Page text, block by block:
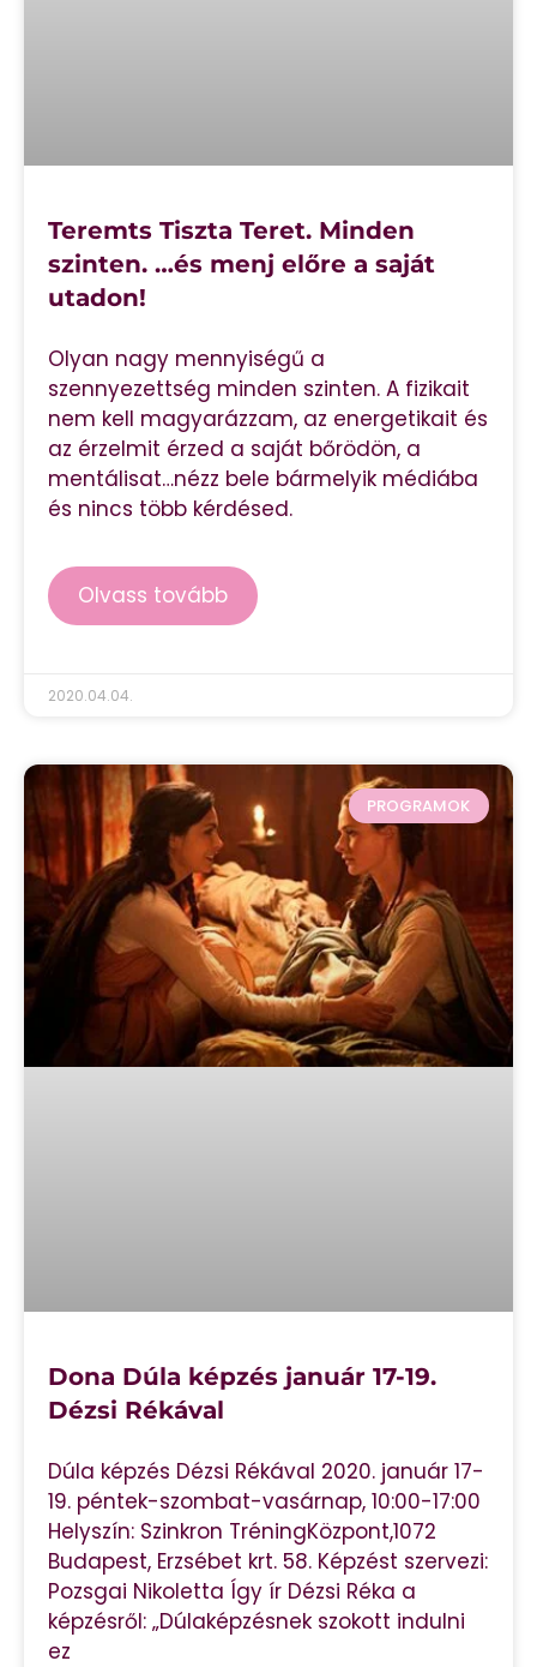
Teremts Tiszta Teret. Minden
szinten. …és menj előre a saját
utadon!
Olyan nagy mennyiségű a
szennyezettség minden szinten. A fizikait
nem kell magyarázzam, az energetikait és
az érzelmit érzed a saját bőrödön, a
mentálisat…nézz bele bármelyik médiába
és nincs több kérdésed.
Olvass tovább
2020.04.04.
PROGRAMOK
Dona Dúla képzés január 17-19.
Dézsi Rékával
Dúla képzés Dézsi Rékával 2020. január 17-
19. péntek-szombat-vasárnap, 10:00-17:00
Helyszín: Szinkron TréningKözpont,1072
Budapest, Erzsébet krt. 58. Képzést szervezi:
Pozsgai Nikoletta Így ír Dézsi Réka a
képzésről: „Dúlaképzésnek szokott indulni
ez